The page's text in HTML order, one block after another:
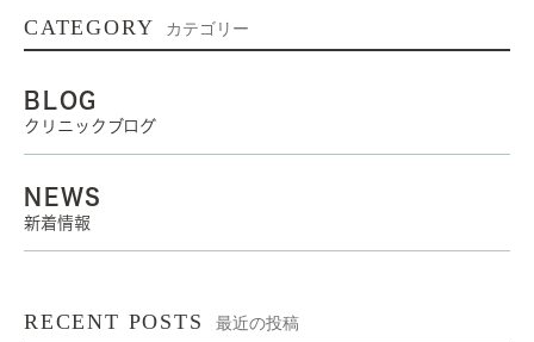
CATEGORY カテゴリー
BLOG
クリニックブログ
NEWS
新着情報
RECENT POSTS 最近の投稿